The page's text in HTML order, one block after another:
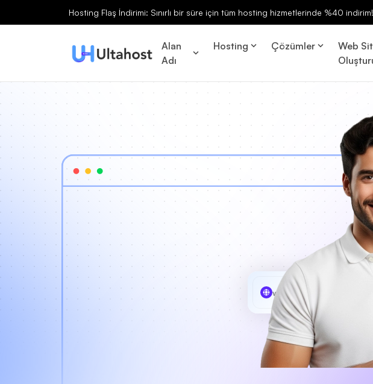
Hosting Flaş İndirimi: Sınırlı bir süre için tüm hosting hizmetlerinde %40 indirim!
Alan
Adı
Hosting Çözümler
Web
www MyCafe